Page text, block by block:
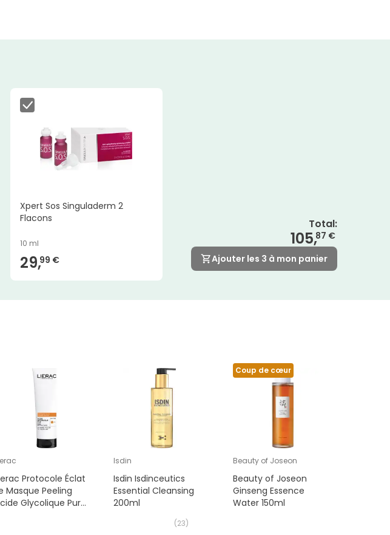
Xpert Sos Singuladerm 2
Flacons
10 ml
29,99 €
Total:
105,87 €
Ajouter les 3 à mon panier
Protocole Éclat
Masque Peeling
Glycolique Pur
Isdin
Isdin Isdinceutics
Essential Cleansing
200ml
(23)
Coup de cœur
Beauty of Joseon
Beauty of Joseon
Ginseng Essence
Water 150ml